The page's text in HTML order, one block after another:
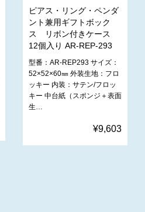
ピアス・リング・ペンダ
ント兼用ギフトボック
ス リボン付きケース
12個入り AR-REP-293
型番：AR-REP293 サイズ：
52×52×60㎜ 外装生地：フロ
ッキー 内装：サテン/フロッ
キー 中台紙（スポンジ＋表面
生…
¥9,603